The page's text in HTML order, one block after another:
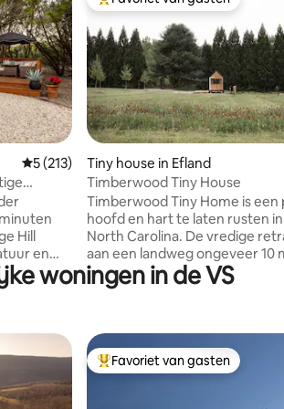
Gemiddelde beoordeling van 5 op 5, 213
5 (213)
Hill
en
van een
die
verblijf
Topfavoriet van gasten
Tiny house in Efland
Timberwood Tiny House
Timberwood Tiny Home is een
hoofd en hart te laten rusten in
North Carolina. De vredige retraite ligt
aan een landweg ongeveer 10
van het centrum van
kleine huis van 200 vierkante
hoofdhuis. Het heeft Scandinavische
details, twee bedden, een ruime
veranda, veel natuurlijk licht,
woningen in de VS
Topfavoriet van gasten
Favoriet van gasten